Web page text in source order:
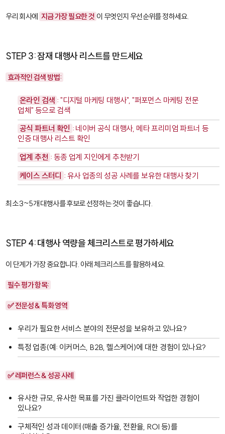
우리 회사에 지금 가장 필요한 것 이 무엇인지 우선순위를 정하세요.
STEP 3: 잠재 대행사 리스트를 만드세요
효과적인 검색 방법:
온라인 검색 : "디지털 마케팅 대행사", "퍼포먼스 마케팅 전문
업체" 등으로 검색
공식 파트너 확인 : 네이버 공식 대행사, 메타 프리미엄 파트너 등
인증 대행사 리스트 확인
업계 추천 : 동종 업계 지인에게 추천받기
케이스 스터디 : 유사 업종의 성공 사례를 보유한 대행사 찾기
최소 3~5개 대행사를 후보로 선정하는 것이 좋습니다.
STEP 4: 대행사 역량을 체크리스트로 평가하세요
이 단계가 가장 중요합니다. 아래 체크리스트를 활용하세요.
필수 평가 항목:
✅ 전문성 & 특화 영역
우리가 필요한 서비스 분야의 전문성을 보유하고 있나요?
특정 업종(예: 이커머스, B2B, 헬스케어)에 대한 경험이 있나요?
✅ 레퍼런스 & 성공 사례
유사한 규모, 유사한 목표를 가진 클라이언트와 작업한 경험이
있나요?
구체적인 성과 데이터(매출 증가율, 전환율, ROI 등)를